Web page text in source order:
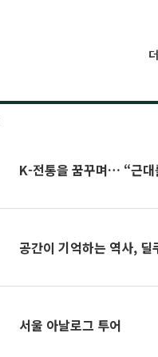
K-전통을 꿈꾸며… “근대
공간이 기억하는 역사,
서울 아날로그 투어